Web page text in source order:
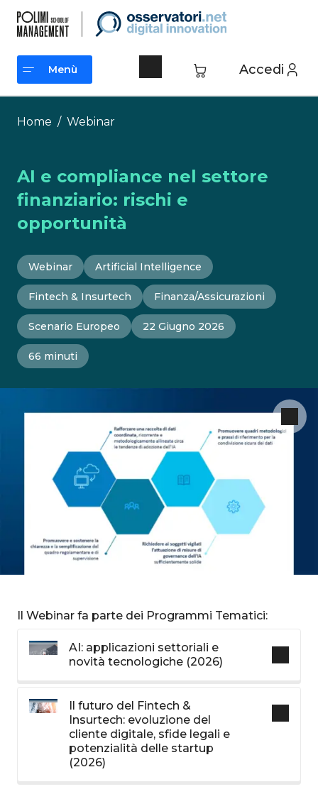
contenuto
Accedi
Menù
Menù
Home / Webinar
AI e compliance nel settore
finanziario: rischi e
opportunità
Webinar Artificial Intelligence
Fintech & Insurtech Finanza/Assicurazioni
Scenario Europeo 22 Giugno 2026
66 minuti
Il Webinar fa parte dei Programmi Tematici:
AI: applicazioni settoriali e
novità tecnologiche (2026)
Il futuro del Fintech &
Insurtech: evoluzione del
cliente digitale, sfide legali e
potenzialità delle startup
(2026)